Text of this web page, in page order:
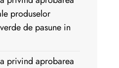
produselor
de pasune in
privind aprobarea